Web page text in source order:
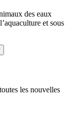
des eaux
et sous
les nouvelles